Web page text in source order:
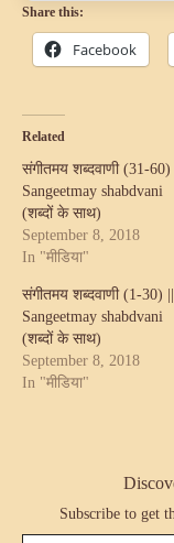
Share this:
Facebook
Related
संगीतमय शब्दवाणी (31-60) ||
Sangeetmay shabdvani
(शब्दों के साथ)
September 8, 2018
In "मीडिया"
संगीतमय शब्दवाणी (1-30) ||
Sangeetmay shabdvani
(शब्दों के साथ)
September 8, 2018
In "मीडिया"
Subscribe to get
Type your email…